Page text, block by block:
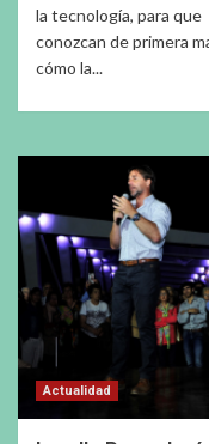
la tecnología, para que
conozcan de primera
cómo la...
Actualidad